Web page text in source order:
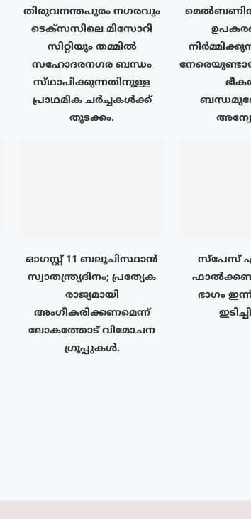
തിരുവനന്തപുരം നഗരവും
ടെക്‌സസിലെ മിസോറി
സിറ്റിയും തമ്മിൽ
സഹോദരനഗര ബന്ധം
സ്‌ഥാപിക്കുന്നതിനുള്ള
പ്രാഥമിക ചർച്ചകൾക്ക്
തുടക്കം.
ഓഗസ്റ്റ് 11 ബലൂചിസ്ഥാൻ
സ്വാതന്ത്ര്യദിനം; പ്രത്യേക
രാജ്യമായി
അംഗീകരിക്കണമെന്ന്
ലോകത്തോട് വിമോചന
ഗ്രൂപ്പുകൾ.
സ്‌പേസ്
ഫാൽക്കൺ
ഭാഗം